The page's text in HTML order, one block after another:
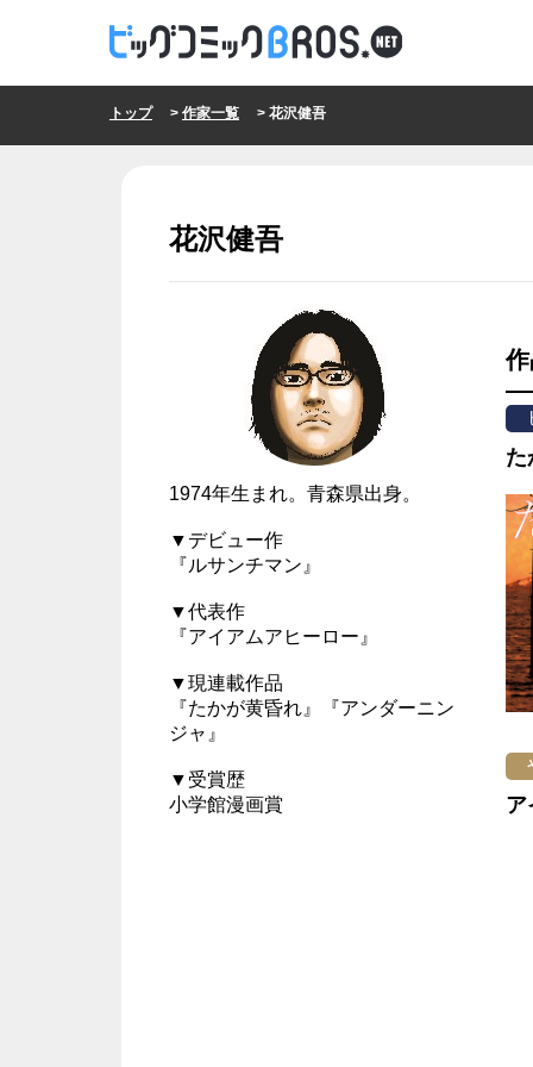
トップ> 作家一覧 > 花沢健吾
花沢健吾
1974年生まれ。青森県出身。
▼デビュー作
『ルサンチマン』
▼代表作
『アイアムアヒーロー』
▼現連載作品
『たかが黄昏れ』『アンダーニン
ジャ』
▼受賞歴
小学館漫画賞
た
ア